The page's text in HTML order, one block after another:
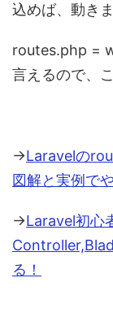
込めば、動きま
routes.php =
言えるので、
→Laravelの
図解と実例で
→Laravel初心
る！